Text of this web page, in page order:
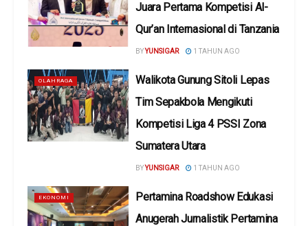
Juara Pertama Kompetisi Al-
Qur’an Internasional di Tanzania
BYYUNSIGAR 1 TAHUN AGO
OLAHRAGA
Walikota Gunung Sitoli Lepas
Tim Sepakbola Mengikuti
Kompetisi Liga 4 PSSI Zona
Sumatera Utara
BYYUNSIGAR 1 TAHUN AGO
EKONOMI
Pertamina Roadshow Edukasi
Anugerah Jurnalistik Pertamina